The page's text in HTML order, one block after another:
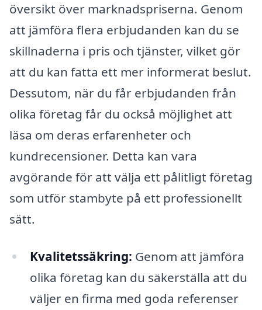
översikt över marknadspriserna. Genom
att jämföra flera erbjudanden kan du se
skillnaderna i pris och tjänster, vilket gör
att du kan fatta ett mer informerat beslut.
Dessutom, när du får erbjudanden från
olika företag får du också möjlighet att
läsa om deras erfarenheter och
kundrecensioner. Detta kan vara
avgörande för att välja ett pålitligt företag
som utför stambyte på ett professionellt
sätt.
Kvalitetssäkring: Genom att jämföra
olika företag kan du säkerställa att du
väljer en firma med goda referenser